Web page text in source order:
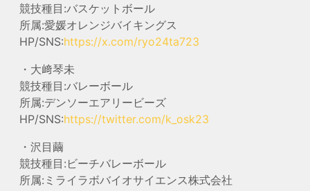
競技種目:バスケットボール
所属:愛媛オレンジバイキングス
HP/SNS:https://x.com/ryo24ta723
・大﨑琴未
競技種目:バレーボール
所属:デンソーエアリービーズ
HP/SNS:https://twitter.com/k_osk23
・沢目繭
競技種目:ビーチバレーボール
所属:ミライラボバイオサイエンス株式会社